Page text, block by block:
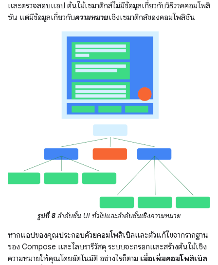
และตรวจสอบแอป ต้นไม้เซมาติกส์ไม่มีข้อมูลเกี่ยวกับวิธีวาดคอมโพสิ
ชัน แต่มีข้อมูลเกี่ยวกับความหมายเชิงเซมาติกส์ของคอมโพสิชัน
รูปที่ 8 ลําดับชั้น UI ทั่วไปและลําดับชั้นเชิงความหมาย
หากแอปของคุณประกอบด้วยคอมโพสิเบิลและตัวแก้ไขจากรากฐาน
ของ Compose และไลบรารีวัสดุ ระบบจะกรอกและสร้างต้นไม้เชิง
ความหมายให้คุณโดยอัตโนมัติ อย่างไรก็ตาม เมื่อเพิ่มคอมโพสิเบิล